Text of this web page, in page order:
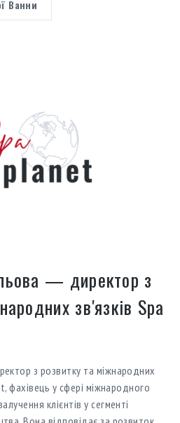
Ванни
— директор з
зв'язків Spa
з розвитку та міжнародних
фахівець у сфері міжнародного
клієнтів у сегменті